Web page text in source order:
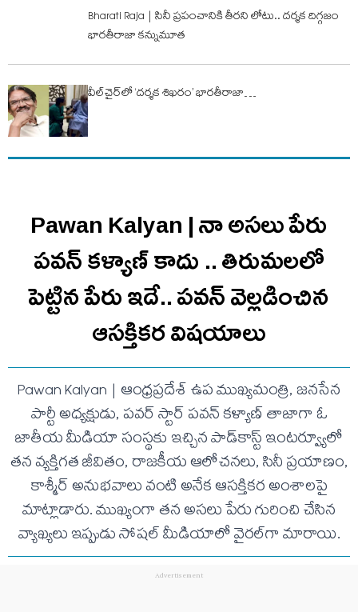
Bharati Raja | సినీ ప్రపంచానికి తీరని లోటు.. దర్శక దిగ్గజం
భారతీరాజా కన్నుమూత
వీల్‌చైర్‌లో ‘దర్శక శిఖరం’ భారతీరాజా…
Pawan Kalyan | నా అసలు పేరు
పవన్ కళ్యాణ్ కాదు .. తిరుమలలో
పెట్టిన పేరు ఇదే.. ప‌వ‌న్ వెల్లడించిన
ఆస‌క్తిక‌ర విష‌యాలు
Pawan Kalyan | ఆంధ్రప్రదేశ్ ఉప ముఖ్యమంత్రి, జనసేన
పార్టీ అధ్యక్షుడు, పవర్ స్టార్ పవన్ కళ్యాణ్ తాజాగా ఓ
జాతీయ మీడియా సంస్థకు ఇచ్చిన పాడ్‌కాస్ట్ ఇంటర్వ్యూలో
తన వ్యక్తిగత జీవితం, రాజకీయ ఆలోచనలు, సినీ ప్రయాణం,
కాశ్మీర్ అనుభవాలు వంటి అనేక ఆసక్తికర అంశాలపై
మాట్లాడారు. ముఖ్యంగా తన అసలు పేరు గురించి చేసిన
వ్యాఖ్యలు ఇప్పుడు సోషల్ మీడియాలో వైరల్‌గా మారాయి.